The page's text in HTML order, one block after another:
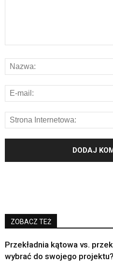
ZOBACZ TEŻ
Przekładnia kątowa vs.
wybrać do swojego projektu?